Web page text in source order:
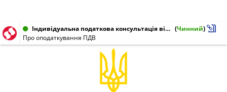
Індивідуальна податкова консультація від 14.09.2017 № 1956/6/99-99-15-03-02-15/ІПК (Чинний)
Про оподаткування ПДВ